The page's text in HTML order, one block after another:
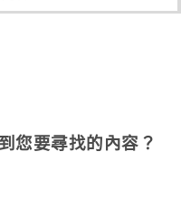
您要尋找的內容？